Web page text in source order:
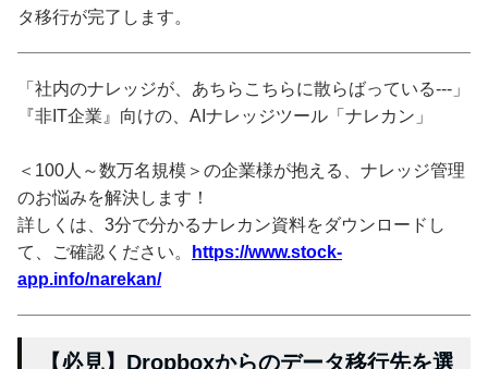
タ移行が完了します。
「社内のナレッジが、あちらこちらに散らばっている---」
『非IT企業』向けの、AIナレッジツール「ナレカン」
＜100人～数万名規模＞の企業様が抱える、ナレッジ管理
のお悩みを解決します！
詳しくは、3分で分かるナレカン資料をダウンロードし
て、ご確認ください。
https://www.stock-
app.info/narekan/
【必見】Dropboxからのデータ移行先を選